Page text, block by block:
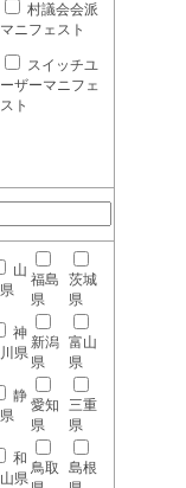
村議会会派
マニフェスト
スイッチユ
ーザーマニフェ
スト
山
福島
県
茨城
県
神
県
新潟
県
富山
県
静
愛知
県
三重
県
和
県
鳥取
島根